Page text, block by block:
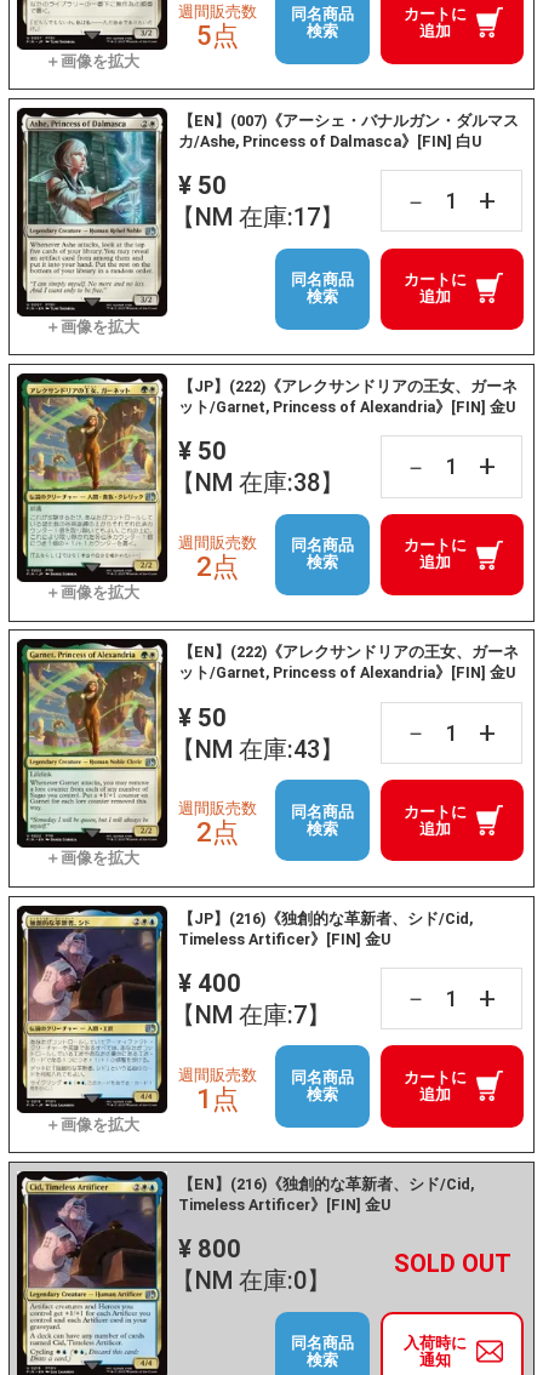
カートに
追加
週間販売数
5点
同名商品
検索
【EN】(007)《アーシェ・バナルガン・ダルマス
カ/Ashe, Princess of Dalmasca》[FIN] 白U
¥ 50
【NM 在庫:17】
－ +
カートに
追加
同名商品
検索
【JP】(222)《アレクサンドリアの王女、ガーネ
ット/Garnet, Princess of Alexandria》[FIN] 金U
¥ 50
【NM 在庫:38】
－ +
カートに
追加
週間販売数
2点
同名商品
検索
【EN】(222)《アレクサンドリアの王女、ガーネ
ット/Garnet, Princess of Alexandria》[FIN] 金U
¥ 50
【NM 在庫:43】
－ +
カートに
追加
週間販売数
2点
同名商品
検索
【JP】(216)《独創的な革新者、シド/Cid,
Timeless Artificer》[FIN] 金U
¥ 400
【NM 在庫:7】
－ +
カートに
追加
週間販売数
1点
同名商品
検索
【EN】(216)《独創的な革新者、シド/Cid,
Timeless Artificer》[FIN] 金U
¥ 800
【NM 在庫:0】
－ +
入荷時に
通知
同名商品
検索